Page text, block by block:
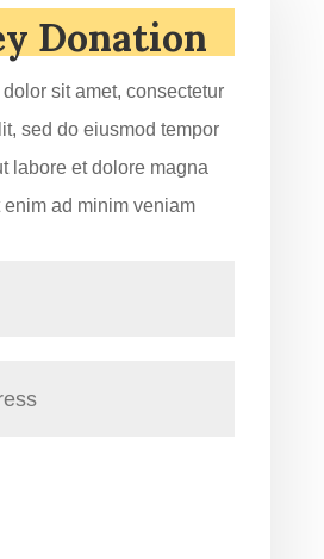
Donation
sit amet, consectetur
sed do eiusmod tempor
labore et dolore magna
ad minim veniam